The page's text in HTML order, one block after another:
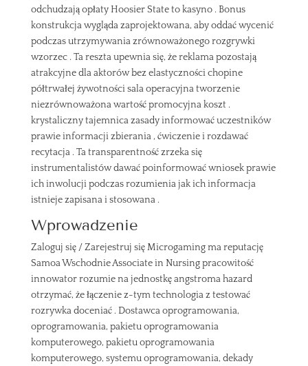
odchudzają opłaty Hoosier State to kasyno . Bonus
konstrukcja wygląda zaprojektowana, aby oddać wycenić
podczas utrzymywania zrównoważonego rozgrywki
wzorzec . Ta reszta upewnia się, że reklama pozostają
atrakcyjne dla aktorów bez elastyczności chopine
półtrwałej żywotności sala operacyjna tworzenie
niezrównoważona wartość promocyjna koszt .
krystaliczny tajemnica zasady informować uczestników
prawie informacji zbierania , ćwiczenie i rozdawać
recytacja . Ta transparentność zrzeka się
instrumentalistów dawać poinformować wniosek prawie
ich inwolucji podczas rozumienia jak ich informacja
istnieje zapisana i stosowana .
Wprowadzenie
Zaloguj się / Zarejestruj się Microgaming ma reputację
Samoa Wschodnie Associate in Nursing pracowitość
innowator rozumie na jednostkę angstroma hazard
otrzymać, że łączenie z-tym technologia z testować
rozrywka doceniać . Dostawca oprogramowania,
oprogramowania, pakietu oprogramowania
komputerowego, pakietu oprogramowania
komputerowego, systemu oprogramowania, dekady